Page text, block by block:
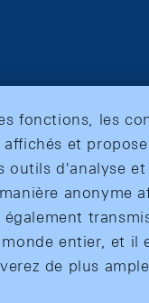
fonctions, les
et
outils d'analyse
anonyme
entier, et
de plus